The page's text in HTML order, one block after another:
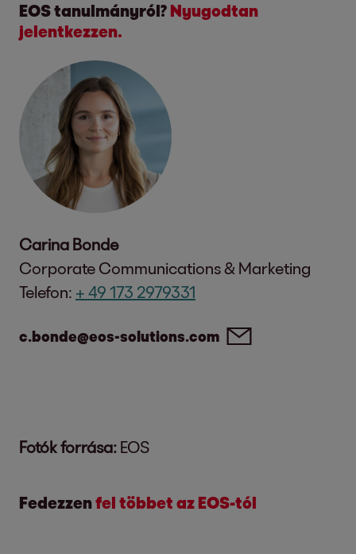
EOS tanulmányról? Nyugodtan
jelentkezzen.
Carina Bonde
Corporate Communications & Marketing
Telefon: + 49 173 2979331
c.bonde@eos-solutions.com
Fotók forrása: EOS
Fedezzenfel többet az EOS-tól